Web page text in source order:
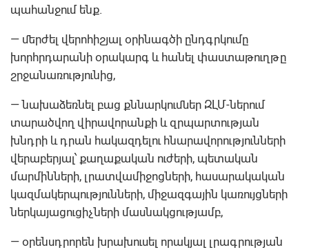
պահանջում ենք.
— մերժել վերոհիշյալ օրինագծի ընդգրկումը
խորհրդարանի օրակարգ և հանել փաստաթուղթը
շրջանառությունից,
— նախաձեռնել բաց քննարկումներ ԶԼՄ-ներում
տարածվող վիրավորանքի և զրպարտության
խնդրի և դրան հակազդելու հնարավորությունների
վերաբերյալ՝ քաղաքական ուժերի, պետական
մարմինների, լրատվամիջոցների, հասարակական
կազմակերպությունների, միջազգային կառույցների
ներկայացուցիչների մասնակցությամբ,
— օրենսդրորեն խրախուսել որակյալ լրագրության